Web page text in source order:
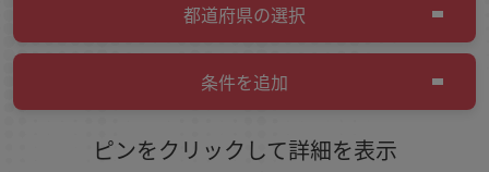
都道府県の選択
条件を追加
ピンをクリックして詳細を表示